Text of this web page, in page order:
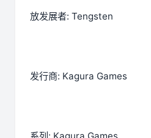
放发展者: Tengsten
发行商: Kagura Games